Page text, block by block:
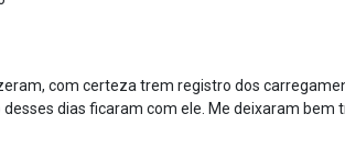
com certeza trem registro dos
dias ficaram com ele. Me deixaram bem